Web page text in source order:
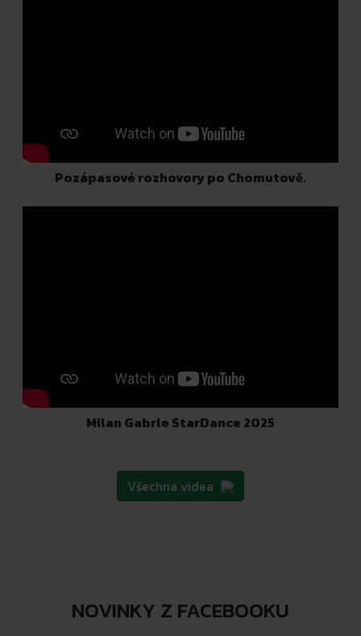
Pozápasové rozhovory po Chomutově.
Milan Gabrle StarDance 2025
Všechna videa
NOVINKY Z FACEBOOKU